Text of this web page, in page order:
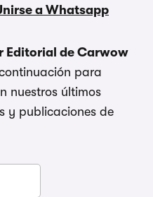
a Whatsapp
Editorial de Carwow
para
nuestros últimos
y publicaciones de